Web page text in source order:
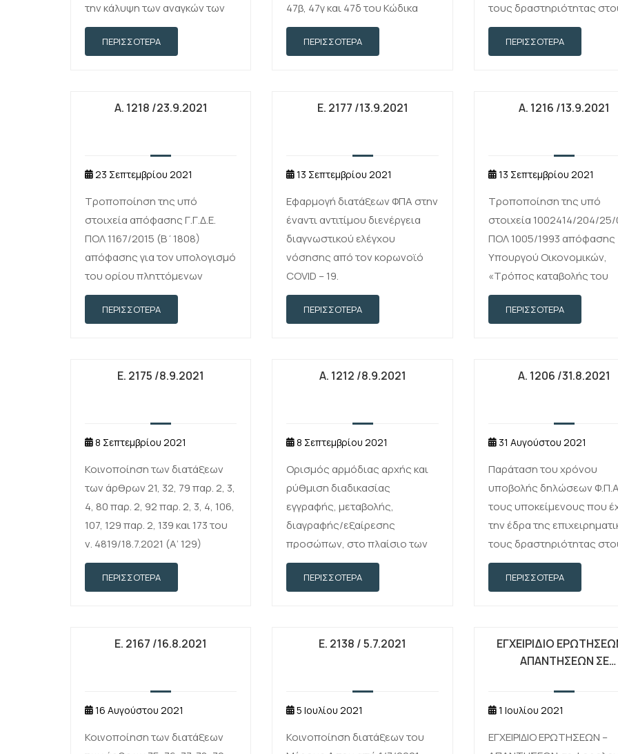
την κάλυψη των αναγκών των
πληγέντων από τη σεισμική
δόνηση που σημειώθηκε την
γεωγραφική περιοχή των
ΠΕΡΙΣΣΌΤΕΡΑ
47β, 47γ και 47δ του Κώδικα
Φ.Π.Α. (ν. 2859/2000, Α΄ 248)
καθώς και ρύθμιση συναφών
και κράτος …
ΠΕΡΙΣΣΌΤΕΡΑ
τους δραστηριότητας
Δήμους Μίνωα Πεδιάδος και
Αρχανών – Αστερουσίων
Κρήτης
ΠΕΡΙΣΣΌΤΕΡΑ
Α. 1218 /23.9.2021
23 Σεπτεμβρίου 2021
Τροποποίηση της υπό
στοιχεία απόφασης Γ.Γ.Δ.Ε.
ΠΟΛ 1167/2015 (Β΄1808)
απόφασης για τον υπολογισμό
του ορίου πληττόμενων
εξαγωγικών επιχειρήσεων για
το έτος 2021 στο πλαίσιο
COVID-19
ΠΕΡΙΣΣΌΤΕΡΑ
Ε. 2177 /13.9.2021
13 Σεπτεμβρίου 2021
Εφαρμογή διατάξεων ΦΠΑ στην
έναντι αντιτίμου διενέργεια
διαγνωστικού ελέγχου
νόσησης από τον κορωνοϊό
COVID – 19.
ΠΕΡΙΣΣΌΤΕΡΑ
Α. 1216 /13.9.2021
13 Σεπτεμβρίου 2021
Τροποποίηση της υπό
στοιχεία 1002414/204/25/
ΠΟΛ 1005/1993 απόφασης
Υπουργού Οικονομικών,
«Τρόπος καταβολής του
φόρου προστιθέμενης
στο δημόσιο από το λήπτη
ΠΕΡΙΣΣΌΤΕΡΑ
Ε. 2175 /8.9.2021
8 Σεπτεμβρίου 2021
Κοινοποίηση των διατάξεων
των άρθρων 21, 32, 79 παρ. 2, 3,
4, 80 παρ. 2, 92 παρ. 2, 3, 4, 106,
107, 129 παρ. 2, 139 και 173 του
ν. 4819/18.7.2021 (Α’ 129)
ΠΕΡΙΣΣΌΤΕΡΑ
Α. 1212 /8.9.2021
8 Σεπτεμβρίου 2021
Oρισμός αρμόδιας αρχής και
ρύθμιση διαδικασίας
εγγραφής, μεταβολής,
διαγραφής/εξαίρεσης
προσώπων, στο πλαίσιο των
ειδικών καθεστώτων των
άρθρων 47β, 47γ και 47δ του
ΠΕΡΙΣΣΌΤΕΡΑ
Α. 1206 /31.8.2021
31 Αυγούστου 2021
Παράταση του χρόνου
υποβολής δηλώσεων
τους υποκείμενους που
την έδρα της
τους δραστηριότητας
Δήμους Μαντουδίου-
Αγίας Άννας και Ιστιαίας
Περιφέρειας Στερεάς
ΠΕΡΙΣΣΌΤΕΡΑ
Ε. 2167 /16.8.2021
16 Αυγούστου 2021
Κοινοποίηση των διατάξεων
Ε. 2138 / 5.7.2021
5 Ιουλίου 2021
Κοινοποίηση διατάξεων του
ΕΓΧΕΙΡΙΔΙΟ
ΑΠΑΝΤΗΣΕΩΝ ΣΕ
2021
1 Ιουλίου 2021
ΕΓΧΕΙΡΙΔΙΟ ΕΡΩΤΗΣΕΩΝ –